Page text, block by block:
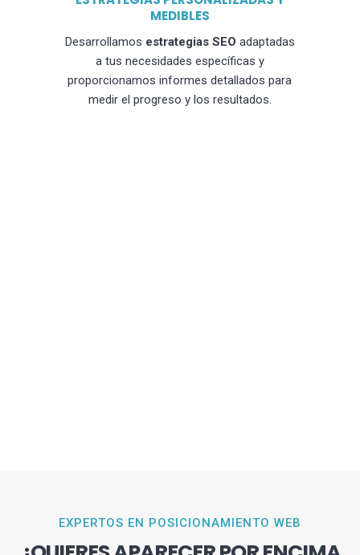
MEDIBLES
Desarrollamos estrategias SEO adaptadas
a tus necesidades específicas y
proporcionamos informes detallados para
medir el progreso y los resultados.
EXPERTOS EN POSICIONAMIENTO WEB